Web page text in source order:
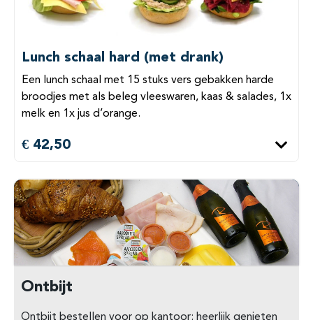
Lunch schaal hard (met drank)
Een lunch schaal met 15 stuks vers gebakken harde
broodjes met als beleg vleeswaren, kaas & salades, 1x
melk en 1x jus d’orange.
€ 42,50
Ontbijt
Ontbijt bestellen voor op kantoor; heerlijk genieten